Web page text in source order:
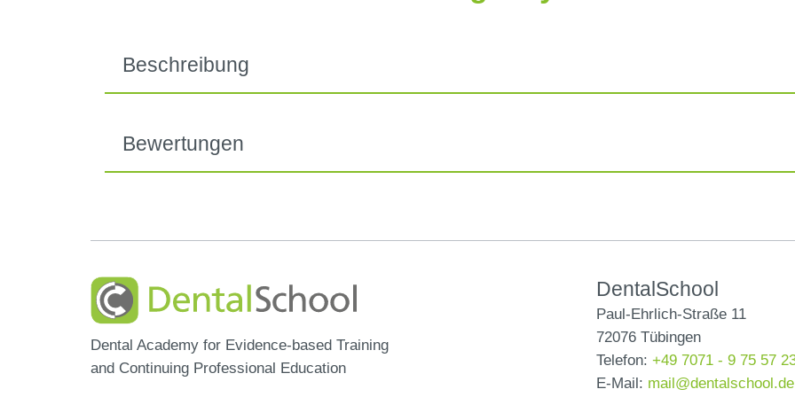
Beschreibung
Bewertungen
Dental Academy for Evidence-based Training
and Continuing Professional Education
DentalSchool
Paul-Ehrlich-Straße 11
72076 Tübingen
Telefon: +49 7071 - 9 75 57
E-Mail: mail@dentalschool.de